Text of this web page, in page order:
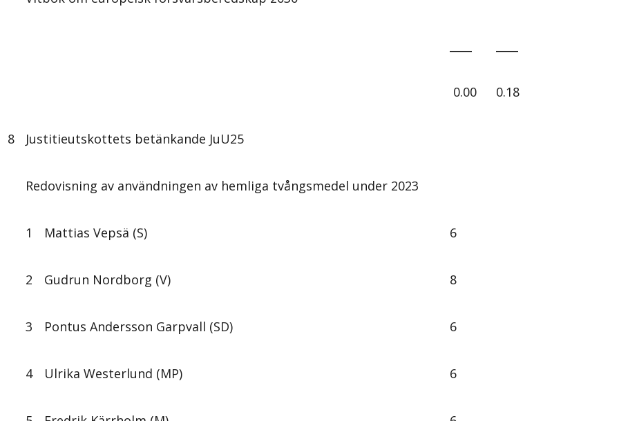
0.00 0.18
8 Justitieutskottets betänkande JuU25
Redovisning av användningen av hemliga tvångsmedel under 2023
1 Mattias Vepsä (S) 6
2 Gudrun Nordborg (V) 8
3 Pontus Andersson Garpvall (SD) 6
4 Ulrika Westerlund (MP) 6